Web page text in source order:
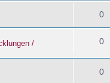
0
/
0
0